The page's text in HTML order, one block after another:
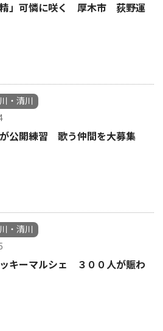
精」可憐に咲く 厚木市 荻野運
・清川
公開練習 歌う仲間を大募集
・清川
キーマルシェ ３００人が賑わ